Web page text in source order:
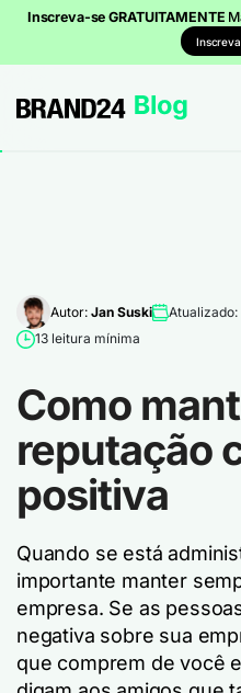
Inscreva-se GRATUITAMENTE
Autor: Jan Suski
Atualizado:
13 leitura mínima
Como
reputação
positiva
Quando se está
importante manter
empresa. Se as
negativa sobre sua
que comprem de você